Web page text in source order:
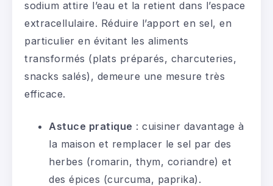
sodium attire l’eau et la retient dans l’espace
extracellulaire. Réduire l’apport en sel, en
particulier en évitant les aliments
transformés (plats préparés, charcuteries,
snacks salés), demeure une mesure très
efficace.
Astuce pratique : cuisiner davantage à
la maison et remplacer le sel par des
herbes (romarin, thym, coriandre) et
des épices (curcuma, paprika).